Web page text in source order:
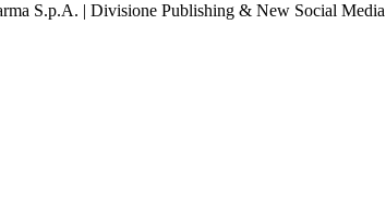
S.p.A. | Divisione Publishing & New Social Media